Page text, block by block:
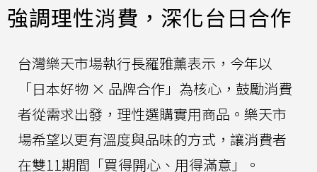
強調理性消費，深化台日合作
台灣樂天市場執行長羅雅薰表示，今年以
「日本好物 × 品牌合作」為核心，鼓勵消費
者從需求出發，理性選購實用商品。樂天市
場希望以更有溫度與品味的方式，讓消費者
在雙11期間「買得開心、用得滿意」。